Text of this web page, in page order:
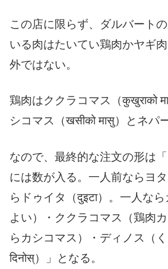
この店に限らず、ダルバート
いる肉はたいてい鶏肉かヤギ
外ではない。
鶏肉はククラコマス（कुखुराको
シコマス（खसीको मासु）とネパ
なので、最終的な注文の形は
には数が入る。一人前ならヨ
らドゥイタ（दुइटा）。一人な
よい）・ククラコマス（鶏肉
らカシコマス）・ディノス（
दिनोस्）」となる。